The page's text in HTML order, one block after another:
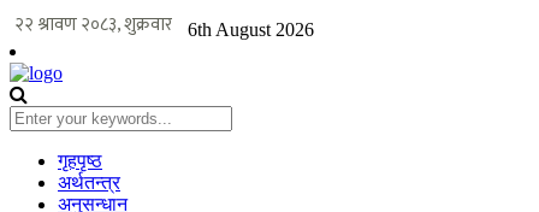
6th August 2026
गृहपृष्ठ
अर्थतन्त्र
अनुसन्धान